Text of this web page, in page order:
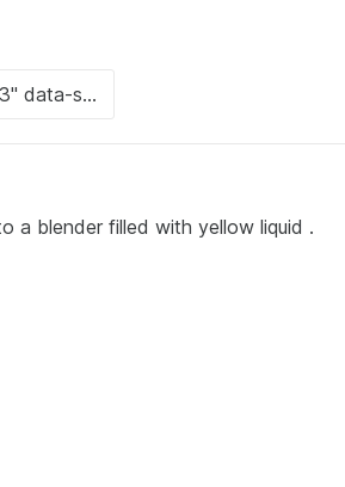
a blender filled with yellow liquid .